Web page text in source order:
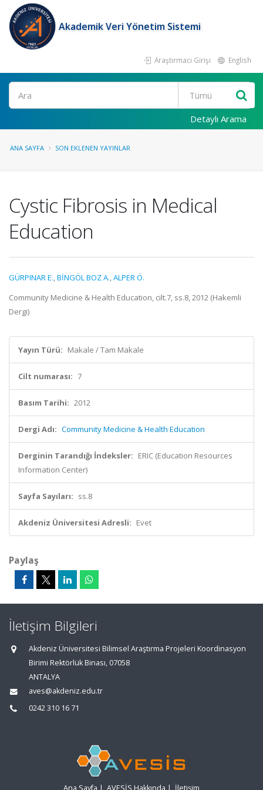
Akademik Veri Yönetim Sistemi
Araştırmacı Girişi English
Ara
Detaylı Arama
ANA SAYFA SON EKLENEN YAYINLAR
Cystic Fibrosis in Medical
Education
GÜRPINAR E.,BİNGÖL BOZ A.,ALPER Ö.
Community Medicine & Health Education, cilt.7, ss.8, 2012 (Hakemli
Dergi)
Yayın Türü: Makale / Tam Makale
Cilt numarası: 7
Basım Tarihi: 2012
Dergi Adı: Community Medicine & Health Education
Derginin Tarandığı İndeksler: ERIC (Education Resources
Information Center)
Sayfa Sayıları: ss.8
Akdeniz Üniversitesi Adresli: Evet
Paylaş
İletişim Bilgileri
Akdeniz Üniversitesi Bilimsel Araştırma Projeleri Koordinasyon
Birimi Rektörlük Binası, 07058
ANTALYA
aves@akdeniz.edu.tr
0242 310 16 71
Ana Sayfa | AVESİS Hakkında | İletişim